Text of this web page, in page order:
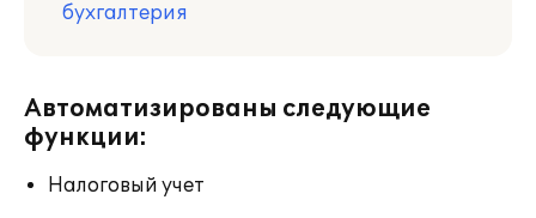
бухгалтерия
Автоматизированы следующие
функции:
Налоговый учет